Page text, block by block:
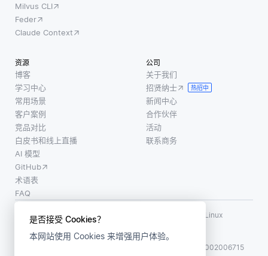
是否接受 Cookies？
本网站使用 Cookies 来增强用户体验。
Milvus CLI
Feder
Claude Context
资源
博客
学习中心
常用场景
客户案例
竞品对比
白皮书和线上直播
AI 模型
GitHub
术语表
FAQ
公司
关于我们
招贤纳士
热招中
新闻中心
合作伙伴
活动
联系商务
使用条款
LF AI、LF AI & Data、Milvus，以及相关的开源项目名称为 Linux
Foundation 所有商标
版权所有 ©2026 上海赜睿信息科技有限公司保留所有权利
沪公网安备31011002006715